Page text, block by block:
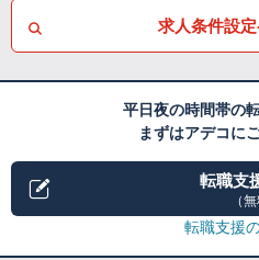
求人条件設
平日夜の時間帯の
まずはアデコに
転職支
（
転職支援